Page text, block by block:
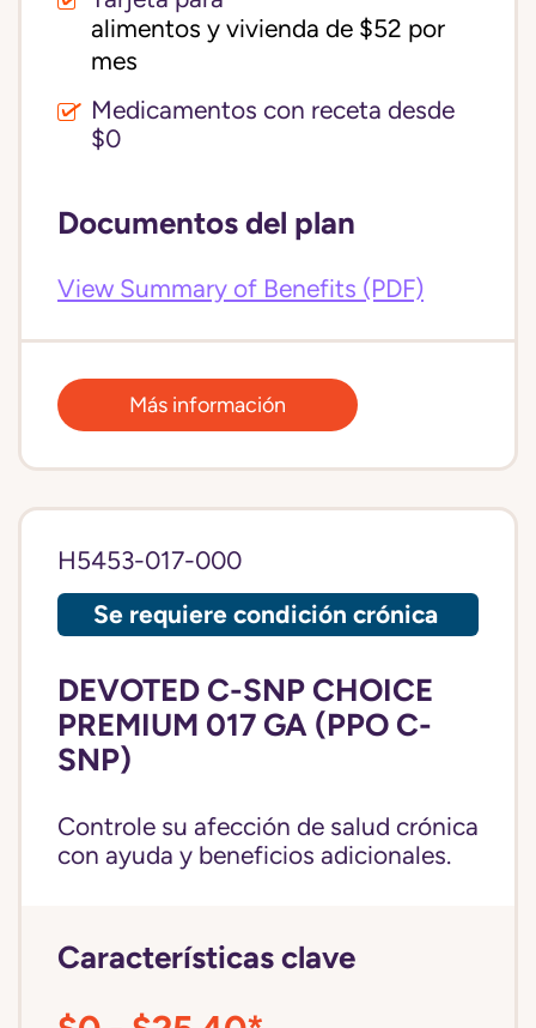
alimentos y vivienda de $52 por
mes
Medicamentos con receta desde
$0
Documentos del plan
View Summary of Benefits (PDF)
Más información
H5453-017-000
Se requiere condición crónica
DEVOTED C-SNP CHOICE
PREMIUM 017 GA (PPO C-
SNP)
Controle su afección de salud crónica
con ayuda y beneficios adicionales.
Características clave